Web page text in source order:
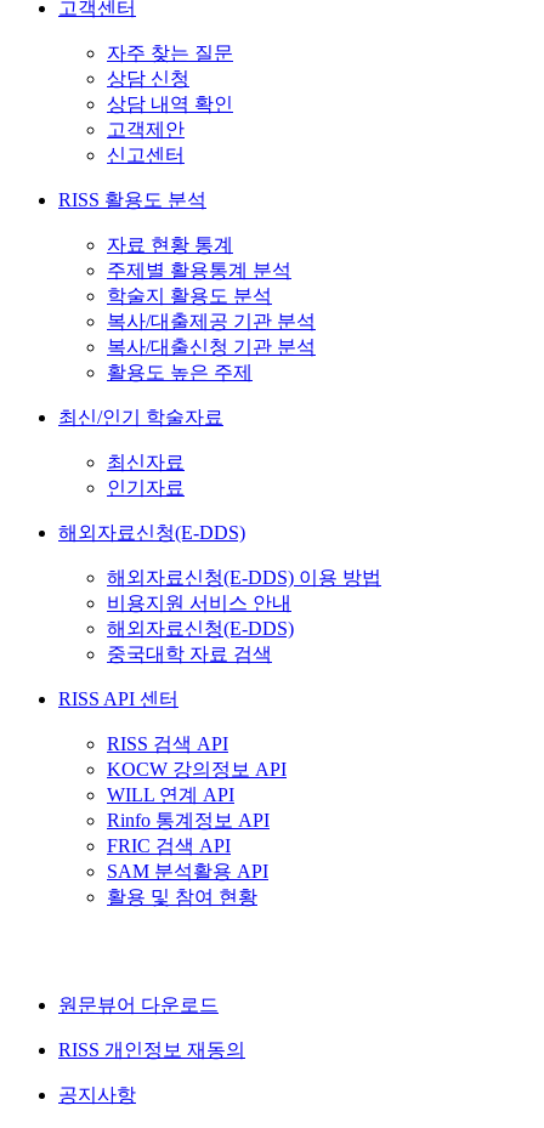
고객센터
자주 찾는 질문
상담 신청
상담 내역 확인
고객제안
신고센터
RISS 활용도 분석
자료 현황 통계
주제별 활용통계 분석
학술지 활용도 분석
복사/대출제공 기관 분석
복사/대출신청 기관 분석
활용도 높은 주제
최신/인기 학술자료
최신자료
인기자료
해외자료신청(E-DDS)
해외자료신청(E-DDS) 이용 방법
비용지원 서비스 안내
해외자료신청(E-DDS)
중국대학 자료 검색
RISS API 센터
RISS 검색 API
KOCW 강의정보 API
WILL 연계 API
Rinfo 통계정보 API
FRIC 검색 API
SAM 분석활용 API
활용 및 참여 현황
원문뷰어 다운로드
RISS 개인정보 재동의
공지사항